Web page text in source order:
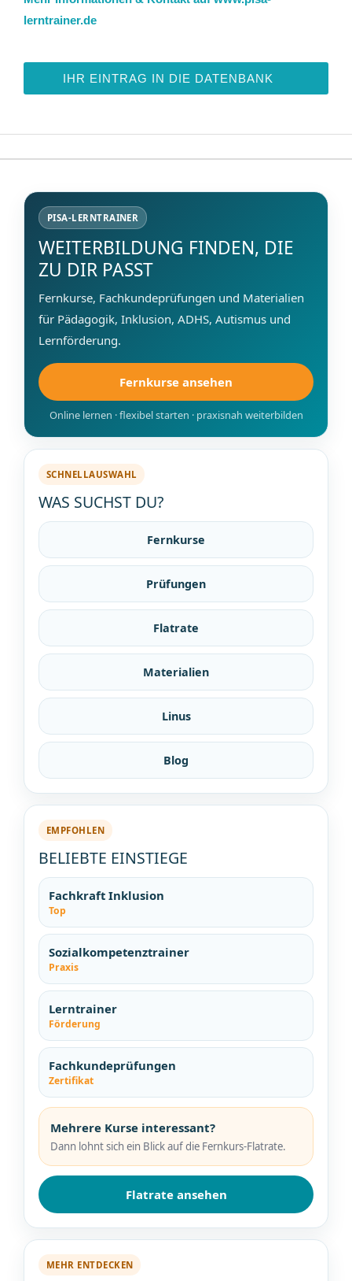
lerntrainer.de
IHR EINTRAG IN DIE DATENBANK
PISA-LERNTRAINER
WEITERBILDUNG FINDEN, DIE
ZU DIR PASST
Fernkurse, Fachkundeprüfungen und Materialien
für Pädagogik, Inklusion, ADHS, Autismus und
Lernförderung.
Fernkurse ansehen
Online lernen · flexibel starten · praxisnah weiterbilden
SCHNELLAUSWAHL
WAS SUCHST DU?
Fernkurse
Prüfungen
Flatrate
Materialien
Linus
Blog
EMPFOHLEN
BELIEBTE EINSTIEGE
Fachkraft Inklusion
Top
Sozialkompetenztrainer
Praxis
Lerntrainer
Förderung
Fachkundeprüfungen
Zertifikat
Mehrere Kurse interessant?
Dann lohnt sich ein Blick auf die Fernkurs-Flatrate.
Flatrate ansehen
MEHR ENTDECKEN